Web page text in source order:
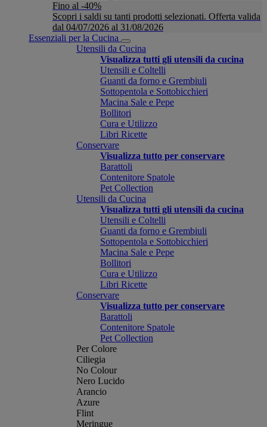
Fino al -40%
Scopri i saldi su tanti prodotti selezionati. Offerta valida
dal 04/07/2026 al 31/08/2026
Essenziali per la Cucina
Utensili da Cucina
Visualizza tutti gli utensili da cucina
Utensili e Coltelli
Guanti da forno e Grembiuli
Sottopentola e Sottobicchieri
Macina Sale e Pepe
Bollitori
Cura e Utilizzo
Libri Ricette
Conservare
Visualizza tutto per conservare
Barattoli
Contenitore Spatole
Pet Collection
Utensili da Cucina
Visualizza tutti gli utensili da cucina
Utensili e Coltelli
Guanti da forno e Grembiuli
Sottopentola e Sottobicchieri
Macina Sale e Pepe
Bollitori
Cura e Utilizzo
Libri Ricette
Conservare
Visualizza tutto per conservare
Barattoli
Contenitore Spatole
Pet Collection
Per Colore
Ciliegia
No Colour
Nero Lucido
Arancio
Azure
Flint
Meringue